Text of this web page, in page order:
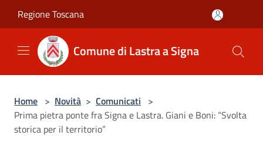
Regione Toscana
Comune di Lastra a Signa
Home > Novità > Comunicati >
Prima pietra ponte fra Signa e Lastra. Giani e Boni: “Svolta
storica per il territorio”